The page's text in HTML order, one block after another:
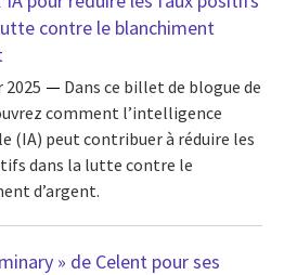
contre le blanchiment
2025
Dans ce billet de blogue de
comment l’intelligence
(IA) peut contribuer à réduire les
dans la lutte contre le
d’argent.
» de Celent pour ses